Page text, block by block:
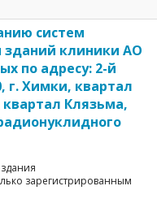
систем
клиники АО
по адресу: 2-й
г. Химки, квартал
квартал Клязьма,
зарегистрированным